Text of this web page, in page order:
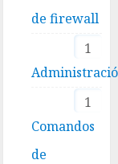
de firewall
1
1
Comandos
de